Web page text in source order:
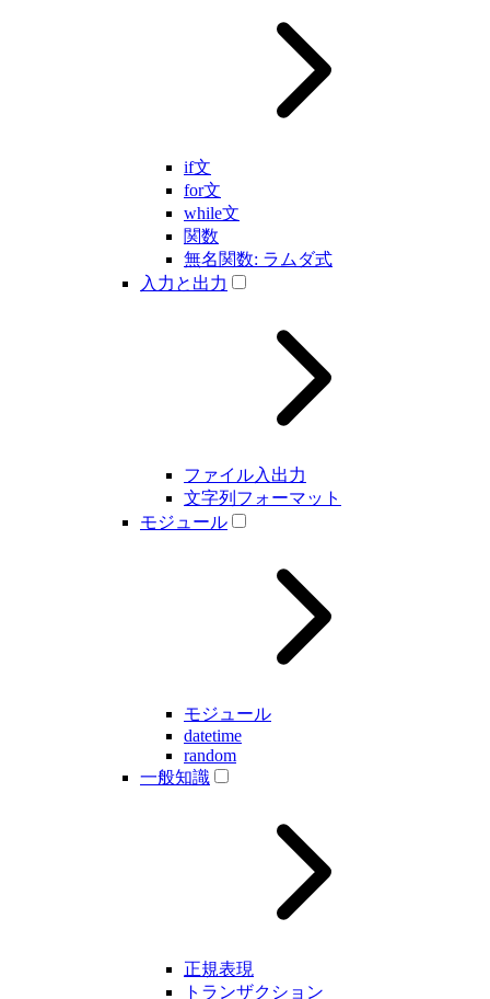
if文
for文
while文
関数
無名関数: ラムダ式
入力と出力
ファイル入出力
文字列フォーマット
モジュール
モジュール
datetime
random
一般知識
正規表現
トランザクション